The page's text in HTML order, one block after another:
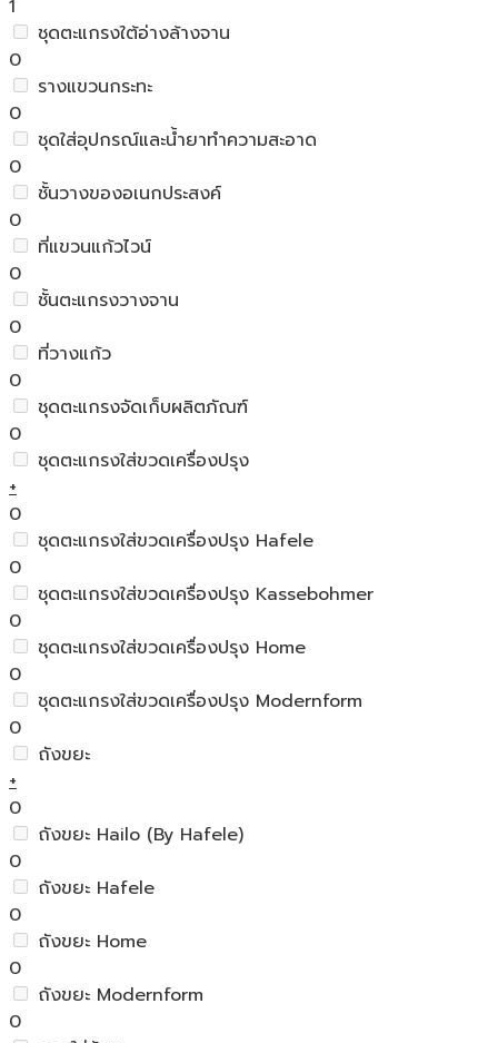
1
ชุดตะแกรงใต้อ่างล้างจาน
0
รางแขวนกระทะ
0
ชุดใส่อุปกรณ์และน้ำยาทำความสะอาด
0
ชั้นวางของอเนกประสงค์
0
ที่แขวนแก้วไวน์
0
ชั้นตะแกรงวางจาน
0
ที่วางแก้ว
0
ชุดตะแกรงจัดเก็บผลิตภัณฑ์
0
ชุดตะแกรงใส่ขวดเครื่องปรุง
+
0
ชุดตะแกรงใส่ขวดเครื่องปรุง Hafele
0
ชุดตะแกรงใส่ขวดเครื่องปรุง Kassebohmer
0
ชุดตะแกรงใส่ขวดเครื่องปรุง Home
0
ชุดตะแกรงใส่ขวดเครื่องปรุง Modernform
0
ถังขยะ
+
0
ถังขยะ Hailo (By Hafele)
0
ถังขยะ Hafele
0
ถังขยะ Home
0
ถังขยะ Modernform
0